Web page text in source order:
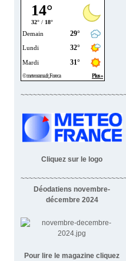
Cliquez sur le logo
Déodatiens novembre-
décembre 2024
Pour lire le magazine cliquez